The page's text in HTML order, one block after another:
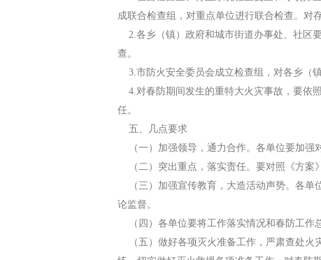
成联合检查组，对重点单位进行联合检查。对
2.各乡（镇）政府和城市街道办事处、社区
查。
3.市防火安全委员会成立检查组，对各乡（
4.对春防期间发生的重特大火灾事故，要依
任。
五、几点要求
（一）加强领导，通力合作。各单位要加强
（二）突出重点，落实责任。要对照《方案
（三）加强宣传教育，大造活动声势。各单
论监督。
（四）各单位要将工作落实情况和春防工作
（五）做好各项灭火准备工作，严肃查处火